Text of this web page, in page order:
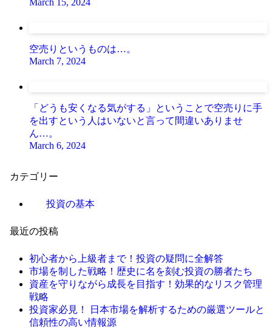
March 15, 2024
空売りというものは…。
March 7, 2024
「どうも安くなる気がする」ということで空売りに手
を出すという人はいないと言って間違いありませ
ん…。
March 6, 2024
カテゴリー
投資の基本
最近の投稿
初心者から上級者まで！投資の疑問に全解答
市場を制した戦略！歴史に名を刻む投資の勝者たち
資産を守りながら成長を目指す！効果的なリスク管理
戦略
投資家必見！ 日本市場を解析するための厳選ツールと
信頼性の高い情報源